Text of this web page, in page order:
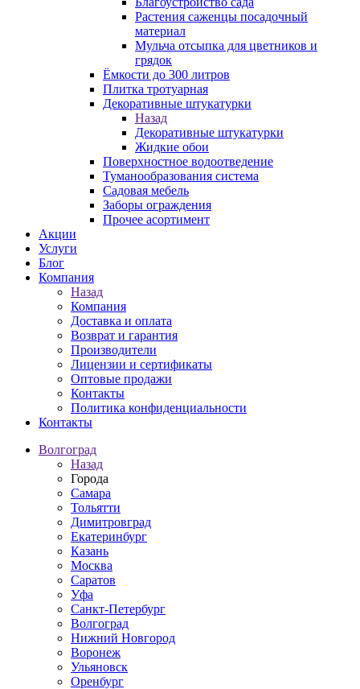
Растения саженцы посадочный
материал
Мульча отсыпка для цветников и
грядок
Ёмкости до 300 литров
Плитка тротуарная
Декоративные штукатурки
Назад
Декоративные штукатурки
Жидкие обои
Поверхностное водоотведение
Туманообразования система
Садовая мебель
Заборы ограждения
Прочее асортимент
Акции
Услуги
Блог
Компания
Назад
Компания
Доставка и оплата
Возврат и гарантия
Производители
Лицензии и сертификаты
Оптовые продажи
Контакты
Политика конфиденциальности
Контакты
Волгоград
Назад
Города
Самара
Тольятти
Димитровград
Екатеринбург
Казань
Москва
Саратов
Уфа
Санкт-Петербург
Волгоград
Нижний Новгород
Воронеж
Ульяновск
Оренбург